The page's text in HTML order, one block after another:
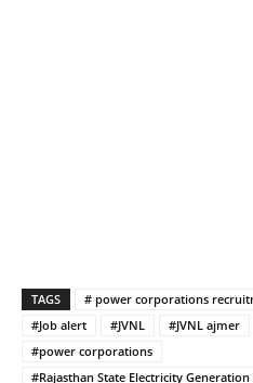
TAGS # power corporations
#Job alert
#JVNL #JVNL ajmer
#power corporations
#Rajasthan State Electricity